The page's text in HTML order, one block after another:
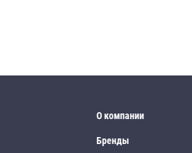
О компании
Бренды